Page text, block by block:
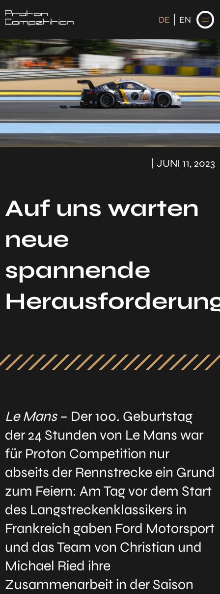
DE EN
DE EN
STARTSEITE
NEWS
| JUNI 11, 2023
Auf uns warten
neue
spannende
Le Mans– Der 100. Geburtstag
der 24 Stunden von Le Mans war
für Proton Competition nur
abseits der Rennstrecke ein Grund
zum Feiern: Am Tag vor dem Start
des Langstreckenklassikers in
Frankreich gaben Ford Motorsport
und das Team von Christian und
Michael Ried ihre
Zusammenarbeit in der Saison